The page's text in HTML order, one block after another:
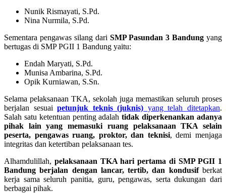
Nunik Rismayati, S.Pd.
Nina Nurmila, S.Pd.
Sementara pengawas silang dari SMP Pasundan 3 Bandung yang
bertugas di SMP PGII 1 Bandung yaitu:
Endah Maryati, S.Pd.
Munisa Ambarina, S.Pd.
Opik Kurniawan, S.Sn.
Selama pelaksanaan TKA, sekolah juga memastikan seluruh proses
berjalan sesuaipetunjuk teknis (juknis) yang telah ditetapkan.
Salah satu ketentuan penting adalahtidak diperkenankan adanya
pihak lain yang memasuki ruang pelaksanaan TKA selain
peserta, pengawas ruang, proktor, dan teknisi, demi menjaga
integritas dan ketertiban pelaksanaan tes.
Alhamdulillah, pelaksanaan TKA hari pertama di SMP PGII 1
Bandung berjalan dengan lancar, tertib, dan kondusifberkat
kerja sama seluruh panitia, guru, pengawas, serta dukungan dari
berbagai pihak.